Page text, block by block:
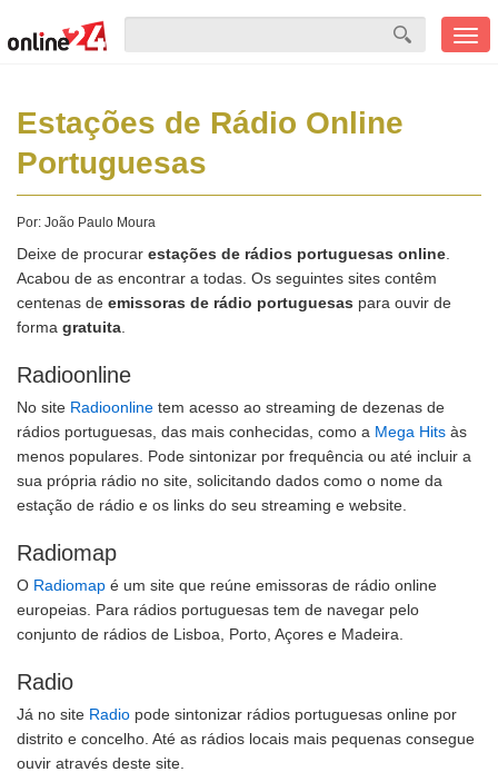
Estações de Rádio Online
Portuguesas
Por: João Paulo Moura
Deixe de procurar estações de rádios portuguesas online
Acabou de as encontrar a todas. Os seguintes sites contêm
centenas de emissoras de rádio portuguesas para ouvir de
forma gratuita
Radioonline
No site Radioonline tem acesso ao streaming de dezenas de
rádios portuguesas, das mais conhecidas, como a Mega Hits às
menos populares. Pode sintonizar por frequência ou até incluir a
sua própria rádio no site, solicitando dados como o nome da
estação de rádio e os links do seu streaming e website.
Radiomap
O Radiomap é um site que reúne emissoras de rádio online
europeias. Para rádios portuguesas tem de navegar pelo
conjunto de rádios de Lisboa, Porto, Açores e Madeira.
Radio
Já no site Radio pode sintonizar rádios portuguesas online por
distrito e concelho. Até as rádios locais mais pequenas consegue
ouvir através deste site.